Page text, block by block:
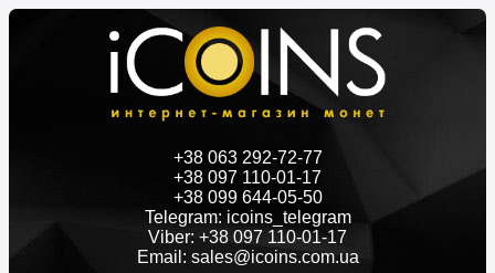
+38 063 292-72-77
+38 097 110-01-17
+38 099 644-05-50
Telegram: icoins_telegram
Viber: +38 097 110-01-17
Email: sales@icoins.com.ua